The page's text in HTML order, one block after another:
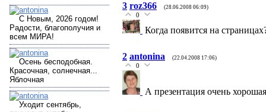
3 roz366 (28.06.2008 06:09)
0
Когда появится на
2 antonina (22.04.2008 17:06)
0
А презентация очень